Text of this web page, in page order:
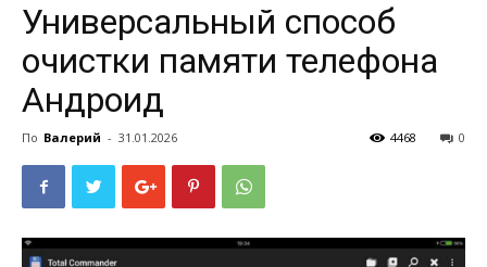
сам
Универсальный способ
очистки памяти телефона
Андроид
По Валерий - 31.01.2026 0
4468